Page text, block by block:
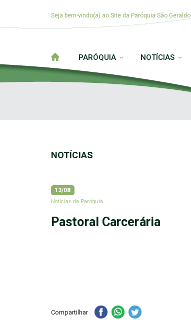
Seja bem-vindo(a) ao Site da Paróquia São Geraldo
PARÓQUIA NOTÍCIAS
NOTÍCIAS
13/08
Notícias da Paróquia
Pastoral Carcerária
Compartilhar